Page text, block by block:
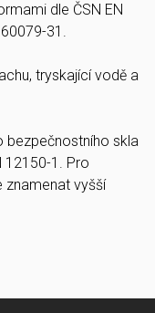
dle ČSN EN
31.
tryskající vodě a
bezpečnostního skla
12150-1. Pro
znamenat vyšší